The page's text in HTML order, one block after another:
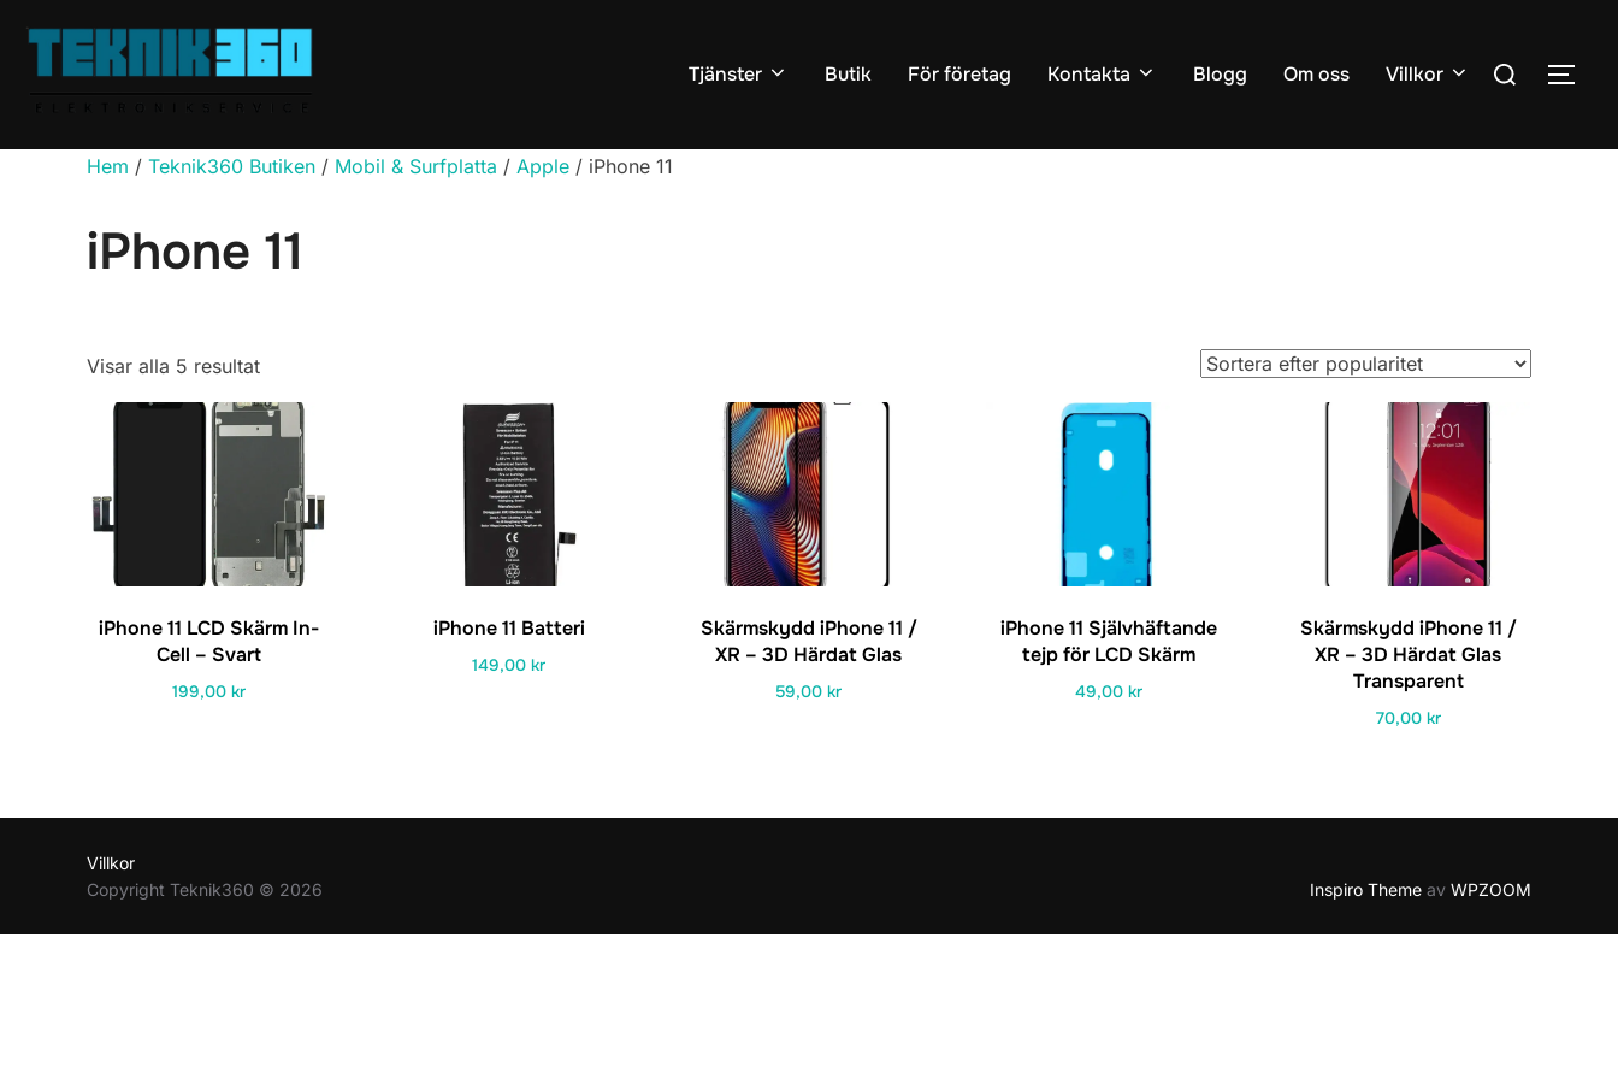
innehåll
Tjänster Butik För företag Kontakta Blogg Om oss Villkor
Sök
efter:
SLÅ
Hem / Teknik360 Butiken / Mobil & Surfplatta / Apple / iPhone 11
iPhone 11
Visar alla 5 resultatSortera
efter
popularitet
iPhone 11 LCD Skärm In-
Cell – Svart
199,00kr
iPhone 11 Batteri
149,00kr
Skärmskydd iPhone 11 /
XR – 3D Härdat Glas
59,00kr
iPhone 11 Självhäftande
tejp för LCD Skärm
49,00 kr
Skärmskydd iPhone 11 /
XR – 3D Härdat Glas
Transparent
70,00 kr
Villkor
Copyright Teknik360 © 2026
Inspiro Theme av WPZOOM